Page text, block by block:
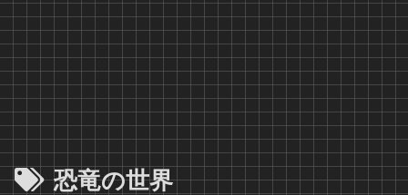
恐竜の世界